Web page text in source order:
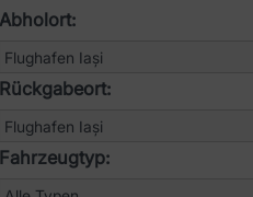
Abholort:
Rückgabeort:
Fahrzeugtyp: